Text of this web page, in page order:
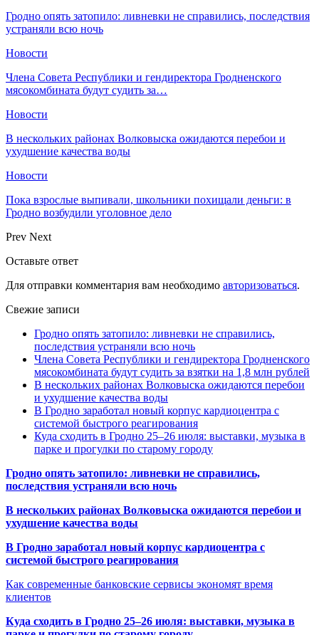
Гродно опять затопило: ливневки не справились, последствия
устраняли всю ночь
Новости
Члена Совета Республики и гендиректора Гродненского
мясокомбината будут судить за…
Новости
В нескольких районах Волковыска ожидаются перебои и
ухудшение качества воды
Новости
Пока взрослые выпивали, школьники похищали деньги: в
Гродно возбудили уголовное дело
Prev Next
Оставьте ответ
Для отправки комментария вам необходимо авторизоваться.
Свежие записи
Гродно опять затопило: ливневки не справились,
последствия устраняли всю ночь
Члена Совета Республики и гендиректора Гродненского
мясокомбината будут судить за взятки на 1,8 млн рублей
В нескольких районах Волковыска ожидаются перебои
и ухудшение качества воды
В Гродно заработал новый корпус кардиоцентра с
системой быстрого реагирования
Куда сходить в Гродно 25–26 июля: выставки, музыка в
парке и прогулки по старому городу
Гродно опять затопило: ливневки не справились,
последствия устраняли всю ночь
В нескольких районах Волковыска ожидаются перебои и
ухудшение качества воды
В Гродно заработал новый корпус кардиоцентра с
системой быстрого реагирования
Как современные банковские сервисы экономят время
клиентов
Куда сходить в Гродно 25–26 июля: выставки, музыка в